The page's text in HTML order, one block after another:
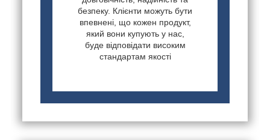
безпеку. Клієнти можуть бути
впевнені, що кожен продукт,
який вони купують у нас,
буде відповідати високим
стандартам якості